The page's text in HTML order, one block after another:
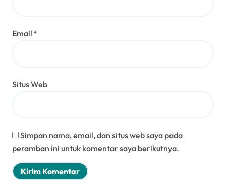
Email *
Situs Web
Simpan nama, email, dan situs web saya pada
peramban ini untuk komentar saya berikutnya.